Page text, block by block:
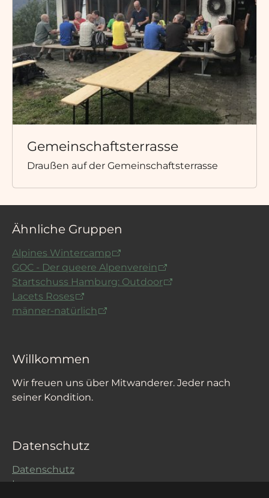
Gemeinschaftsterrasse
Draußen auf der Gemeinschaftsterrasse
Ähnliche Gruppen
Alpines Wintercamp
GOC - Der queere Alpenverein
Startschuss Hamburg: Outdoor
Lacets Roses
männer-natürlich
Willkommen
Wir freuen uns über Mitwanderer. Jeder nach
seiner Kondition.
Datenschutz
Datenschutz
Impressum